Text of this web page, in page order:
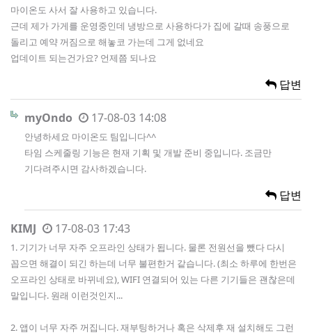
마이온도 사서 잘 사용하고 있습니다.
근데 제가 가게를 운영중인데 냉방으로 사용하다가 집에 갈때 송풍으로
돌리고 예약 꺼짐으로 해놓코 가는데 그게 없네요
업데이트 되는건가요? 언제쯤 되나요
답변
myOndo 17-08-03 14:08
안녕하세요 마이온도 팀입니다^^
타임 스케줄링 기능은 현재 기획 및 개발 준비 중입니다. 조금만
기다려주시면 감사하겠습니다.
답변
KIMJ 17-08-03 17:43
1. 기기가 너무 자주 오프라인 상태가 됩니다. 물론 전원선을 뺐다 다시
꼽으면 해결이 되긴 하는데 너무 불편한거 같습니다. (최소 하루에 한번은
오프라인 상태로 바뀌네요), WIFI 연결되어 있는 다른 기기들은 괜찮은데
말입니다. 원래 이런것인지...
2. 앱이 너무 자주 꺼집니다. 재부팅하거나 혹은 삭제후 재 설치해도 그런